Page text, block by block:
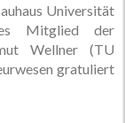
Universität
Mitglied der
Wellner (TU
gratuliert